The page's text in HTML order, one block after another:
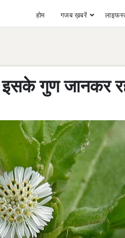
होम गजब ख़बरें
इसके गुण जानकर